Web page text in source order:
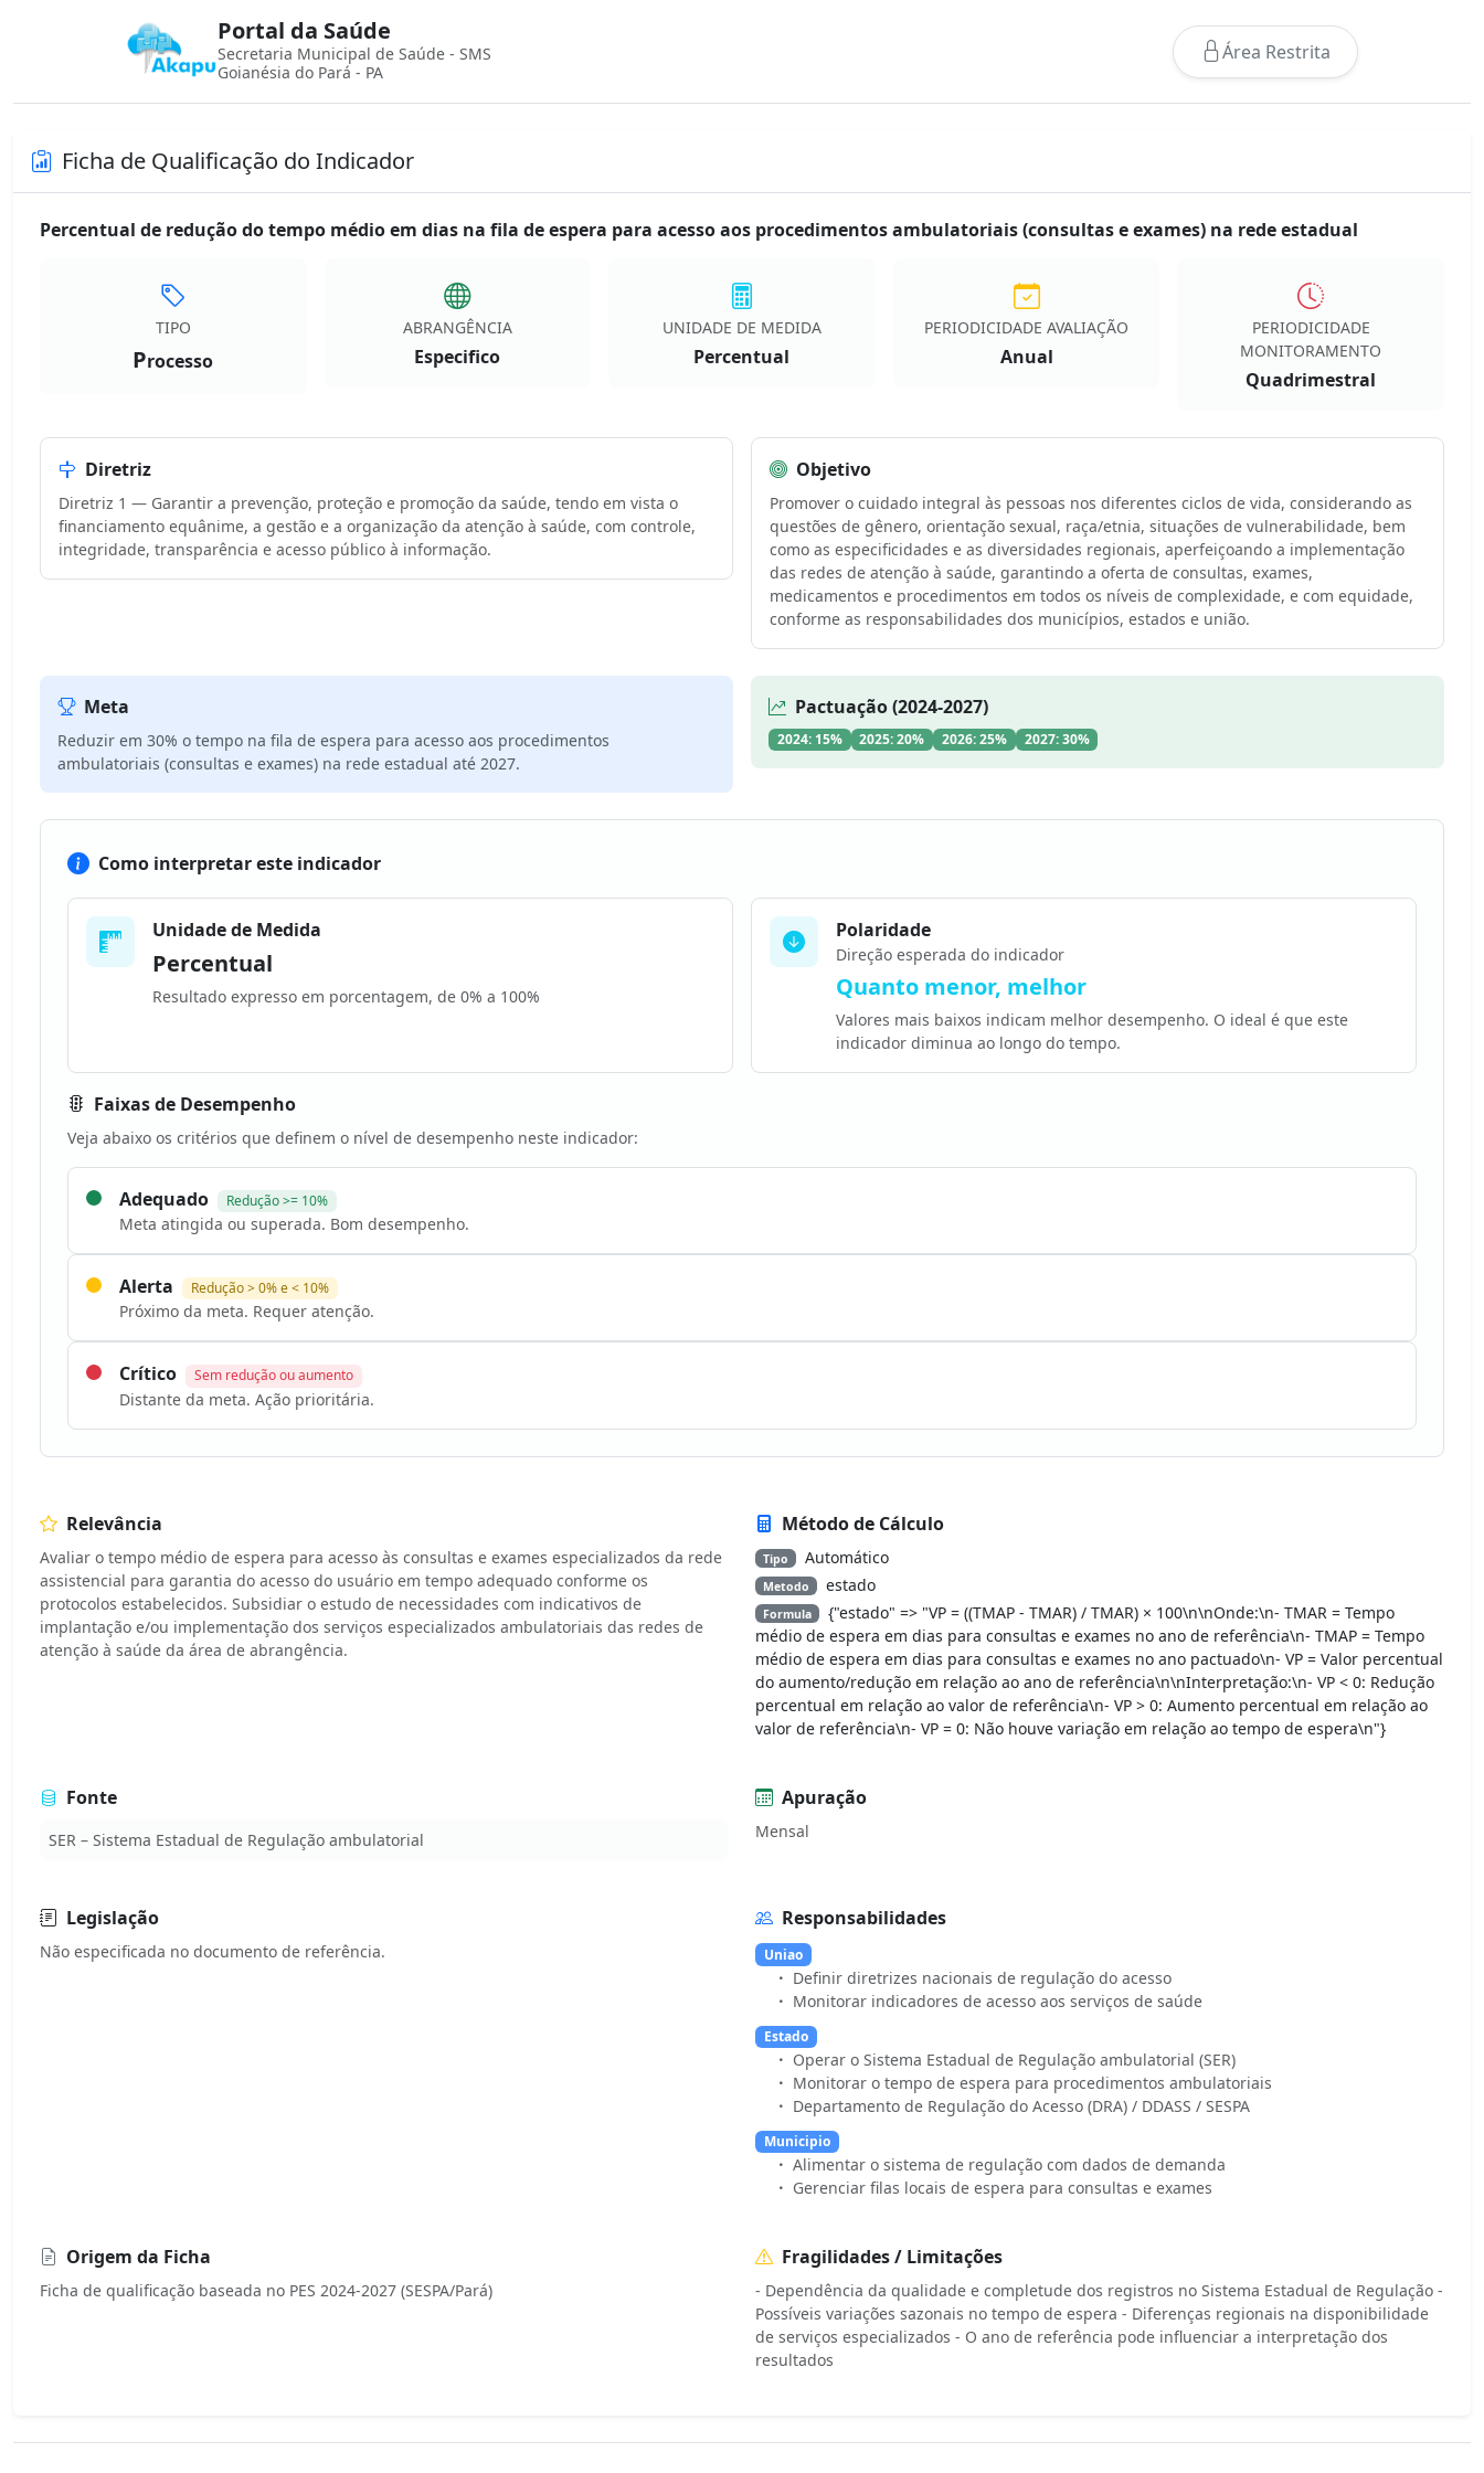
Portal da Saúde
Secretaria Municipal de Saúde - SMS
Goianésia do Pará - PA
Área Restrita
Ficha de Qualificação do Indicador
Percentual de redução do tempo médio em dias na fila de espera para acesso aos procedimentos ambulatoriais (consultas e exames) na rede estadual
TIPO
Processo
ABRANGÊNCIA
Especifico
UNIDADE DE MEDIDA
Percentual
PERIODICIDADE AVALIAÇÃO
Anual
PERIODICIDADE
MONITORAMENTO
Quadrimestral
Diretriz
Diretriz 1 — Garantir a prevenção, proteção e promoção da saúde, tendo em vista o
financiamento equânime, a gestão e a organização da atenção à saúde, com controle,
integridade, transparência e acesso público à informação.
Objetivo
Promover o cuidado integral às pessoas nos diferentes ciclos de vida, considerando as
questões de gênero, orientação sexual, raça/etnia, situações de vulnerabilidade, bem
como as especificidades e as diversidades regionais, aperfeiçoando a implementação
das redes de atenção à saúde, garantindo a oferta de consultas, exames,
medicamentos e procedimentos em todos os níveis de complexidade, e com equidade,
conforme as responsabilidades dos municípios, estados e união.
Meta
Reduzir em 30% o tempo na fila de espera para acesso aos procedimentos
ambulatoriais (consultas e exames) na rede estadual até 2027.
Pactuação (2024-2027)
2024: 15% 2025: 20% 2026: 25% 2027: 30%
Como interpretar este indicador
Unidade de Medida
Percentual
Resultado expresso em porcentagem, de 0% a 100%
Polaridade
Direção esperada do indicador
Quanto menor, melhor
Valores mais baixos indicam melhor desempenho. O ideal é que este
indicador diminua ao longo do tempo.
Faixas de Desempenho
Veja abaixo os critérios que definem o nível de desempenho neste indicador:
Adequado Redução >= 10%
Meta atingida ou superada. Bom desempenho.
Alerta Redução > 0% e < 10%
Próximo da meta. Requer atenção.
Crítico Sem redução ou aumento
Distante da meta. Ação prioritária.
Relevância
Avaliar o tempo médio de espera para acesso às consultas e exames especializados da rede
assistencial para garantia do acesso do usuário em tempo adequado conforme os
protocolos estabelecidos. Subsidiar o estudo de necessidades com indicativos de
implantação e/ou implementação dos serviços especializados ambulatoriais das redes de
atenção à saúde da área de abrangência.
Método de Cálculo
Tipo Automático
Metodo estado
Formula
{"estado" => "VP = ((TMAP - TMAR) / TMAR) × 100\n\nOnde:\n- TMAR = Tempo
médio de espera em dias para consultas e exames no ano de referência\n- TMAP = Tempo
médio de espera em dias para consultas e exames no ano pactuado\n- VP = Valor percentual
do aumento/redução em relação ao ano de referência\n\nInterpretação:\n- VP < 0: Redução
percentual em relação ao valor de referência\n- VP > 0: Aumento percentual em relação ao
valor de referência\n- VP = 0: Não houve variação em relação ao tempo de espera\n"}
Fonte
SER – Sistema Estadual de Regulação ambulatorial
Apuração
Mensal
Legislação Responsabilidades
Uniao
Definir diretrizes nacionais de regulação do acesso
Monitorar indicadores de acesso aos serviços de saúde
Estado
Operar o Sistema Estadual de Regulação ambulatorial (SER)
Monitorar o tempo de espera para procedimentos ambulatoriais
Departamento de Regulação do Acesso (DRA) / DDASS / SESPA
Municipio
Alimentar o sistema de regulação com dados de demanda
Gerenciar filas locais de espera para consultas e exames
Origem da Ficha
Ficha de qualificação baseada no PES 2024-2027 (SESPA/Pará)
Fragilidades / Limitações
- Dependência da qualidade e completude dos registros no Sistema Estadual de Regulação -
Possíveis variações sazonais no tempo de espera - Diferenças regionais na disponibilidade
de serviços especializados - O ano de referência pode influenciar a interpretação dos
resultados